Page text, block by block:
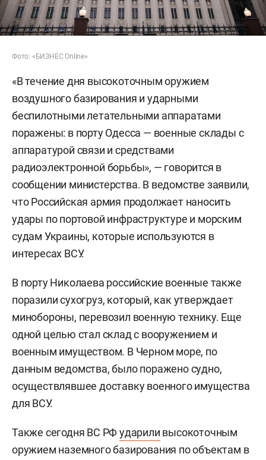
Фото: «БИЗНЕС Online»
«В течение дня высокоточным оружием
воздушного базирования и ударными
беспилотными летательными аппаратами
поражены: в порту Одесса — военные склады с
аппаратурой связи и средствами
радиоэлектронной борьбы», — говорится в
сообщении министерства. В ведомстве заявили,
что Российская армия продолжает наносить
удары по портовой инфраструктуре и морским
судам Украины, которые используются в
интересах ВСУ.
В порту Николаева российские военные также
поразили сухогруз, который, как утверждает
минобороны, перевозил военную технику. Еще
одной целью стал склад с вооружением и
военным имуществом. В Черном море, по
данным ведомства, было поражено судно,
осуществлявшее доставку военного имущества
для ВСУ.
Также сегодня ВС РФударили высокоточным
оружием наземного базирования по объектам в